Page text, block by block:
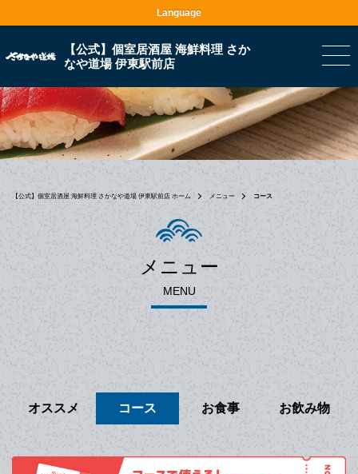
【公式】個室居酒屋 海鮮料理 さか
なや道場 伊東駅前店
【公式】個室居酒屋 海鮮料理 さかなや道場 伊東駅前店 ホーム メニュー コース
メニュー
MENU
オススメ コース お食事 お飲み物
Language